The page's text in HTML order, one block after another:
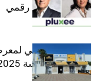
متسارع وتحول رقمي
الافتتاح الرسمي
“إنترتكس سوسة 2025”